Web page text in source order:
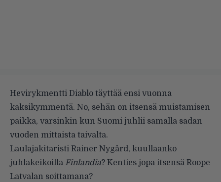
Hevirykmentti Diablo täyttää ensi vuonna
kaksikymmentä. No, sehän on itsensä muistamisen
paikka, varsinkin kun Suomi juhlii samalla sadan
vuoden mittaista taivalta.
Laulajakitaristi Rainer Nygård, kuullaanko
juhlakeikoilla Finlandia? Kenties jopa itsensä Roope
Latvalan soittamana?